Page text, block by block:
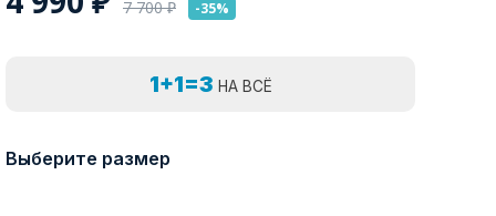
7 700₽ -35%
1+1=3 НА ВСЁ
Выберите размер